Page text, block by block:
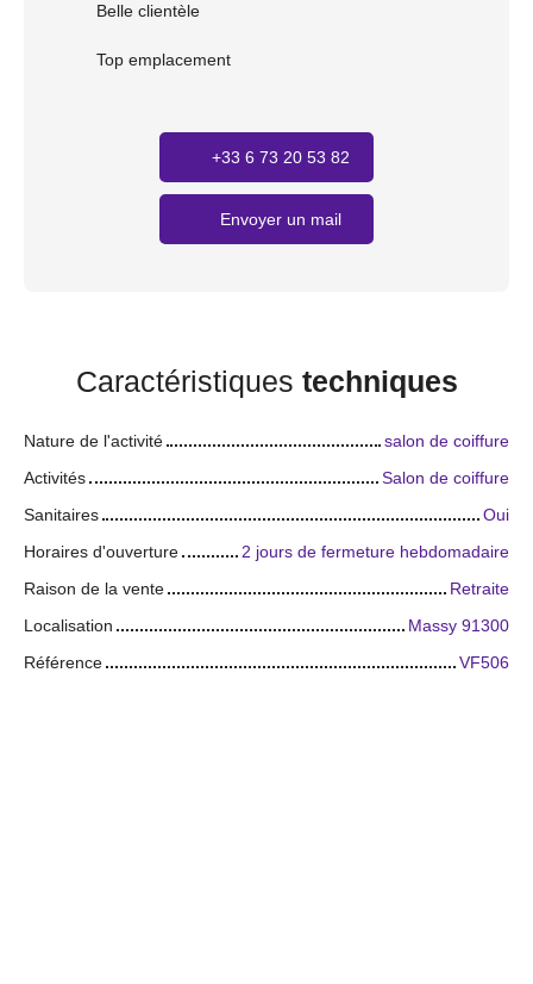
Belle clientèle
Top emplacement
+33 6 73 20 53 82
Envoyer un mail
Caractéristiques techniques
Nature de l'activité
salon de coiffure
Activités
Salon de coiffure
Sanitaires
Oui
Horaires d'ouverture
2 jours de fermeture hebdomadaire
Raison de la vente
Retraite
Localisation
Massy 91300
Référence
VF506